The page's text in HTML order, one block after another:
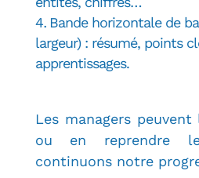
Bande horizontale de
largeur) : résumé, points
apprentissages.
Les managers
ou en reprendre
continuons notre